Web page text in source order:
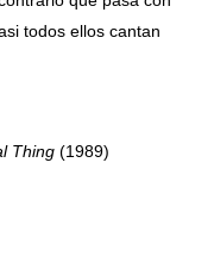
todos ellos cantan
Thing (1989)